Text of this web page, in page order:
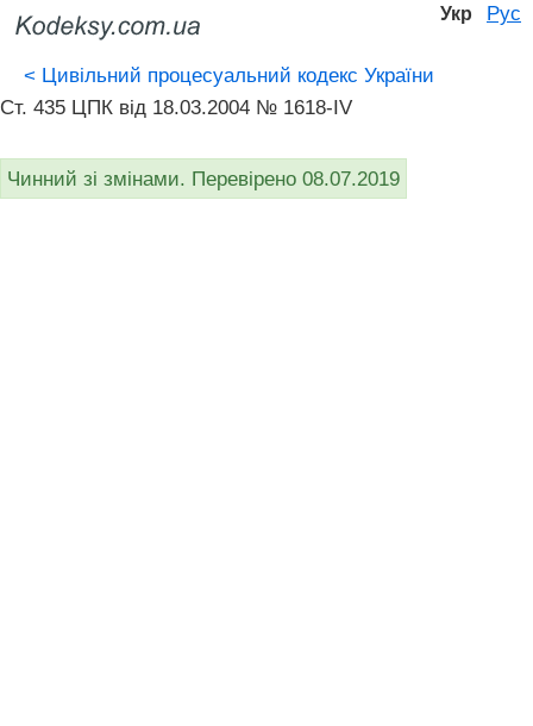
Укр Рус
< Цивільний процесуальний кодекс України
Ст. 435 ЦПК від 18.03.2004 № 1618-IV
Чинний зі змінами. Перевірено 08.07.2019